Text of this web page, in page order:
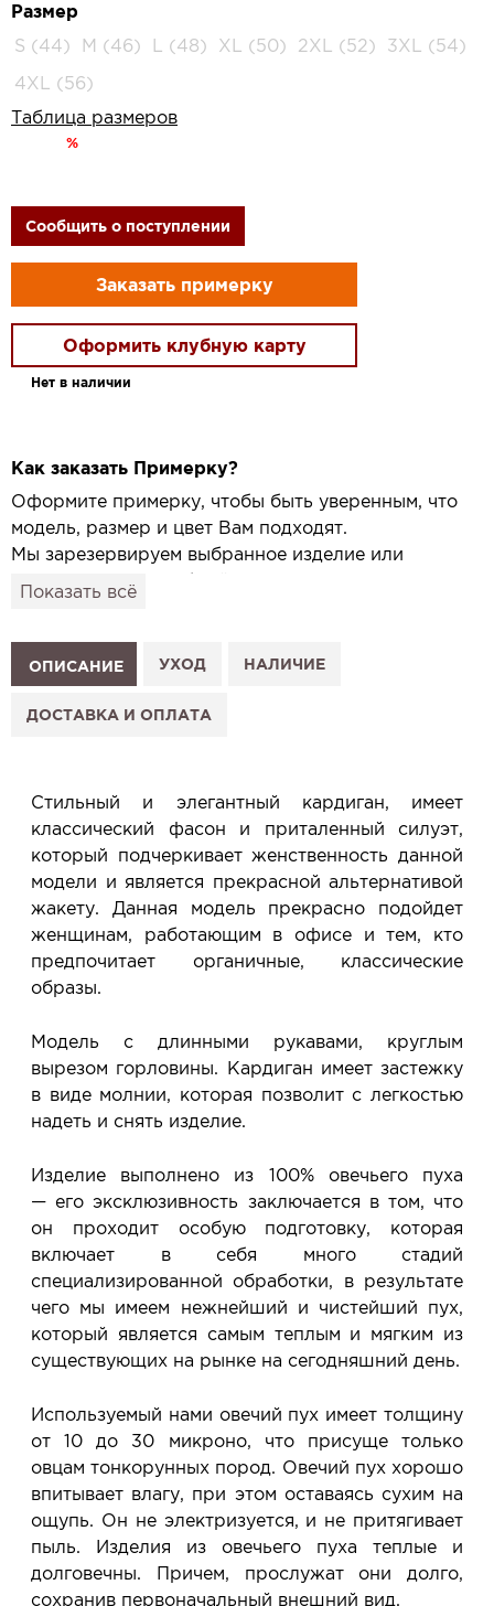
Размер
S (44)
M (46) L (48) XL (50) 2XL (52)
3XL (54)
4XL (56)
Таблица размеров
%
Сообщить о поступлении
Заказать примерку
Оформить клубную карту
Нет в наличии
Как заказать Примерку?
Оформите примерку, чтобы быть уверенным, что
модель, размер и цвет Вам подходят.
Мы зарезервируем выбранное изделие или
привезём его в удобный для вас салон и
1. Выберите изделие на сайте.
2. Нажмите «Заказать примерку» и выберите салон.
3. Заполните форму и отправьте заявку.
Услуга бесплатная и ни к чему не обязывает: Вы
примеряете в салоне и уже на месте решаете,
покупать или нет.
Планируйте визит в удобное для Вас время -
резерв действует 5 дней.
Показать всё
ОПИСАНИЕ УХОД НАЛИЧИЕ
ДОСТАВКА И ОПЛАТА
Стильный и элегантный кардиган, имеет
классический фасон и приталенный силуэт,
который подчеркивает женственность данной
модели и является прекрасной альтернативой
жакету. Данная модель прекрасно подойдет
женщинам, работающим в офисе и тем, кто
предпочитает органичные, классические
образы.
Модель с длинными рукавами, круглым
вырезом горловины. Кардиган имеет застежку
в виде молнии, которая позволит с легкостью
надеть и снять изделие.
Изделие выполнено из 100% овечьего пуха
— его эксклюзивность заключается в том, что
он проходит особую подготовку, которая
включает в себя много стадий
специализированной обработки, в результате
чего мы имеем нежнейший и чистейший пух,
который является самым теплым и мягким из
существующих на рынке на сегодняшний день.
Используемый нами овечий пух имеет толщину
от 10 до 30 микроно, что присуще только
овцам тонкорунных пород. Овечий пух хорошо
впитывает влагу, при этом оставаясь сухим на
ощупь. Он не электризуется, и не притягивает
пыль. Изделия из овечьего пуха теплые и
долговечны. Причем, прослужат они долго,
сохранив первоначальный внешний вид.